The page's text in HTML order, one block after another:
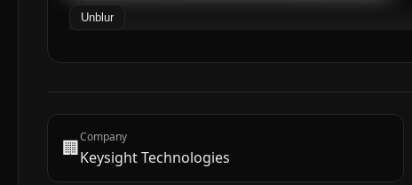
Unblur
🏢Company
Keysight Technologies